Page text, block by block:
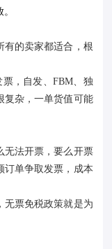
有的卖家都适合，根
，自发、FBM、独
复杂，一单货值可能
无法开票，要么开票
订单争取发票，成本
无票免税政策就是为